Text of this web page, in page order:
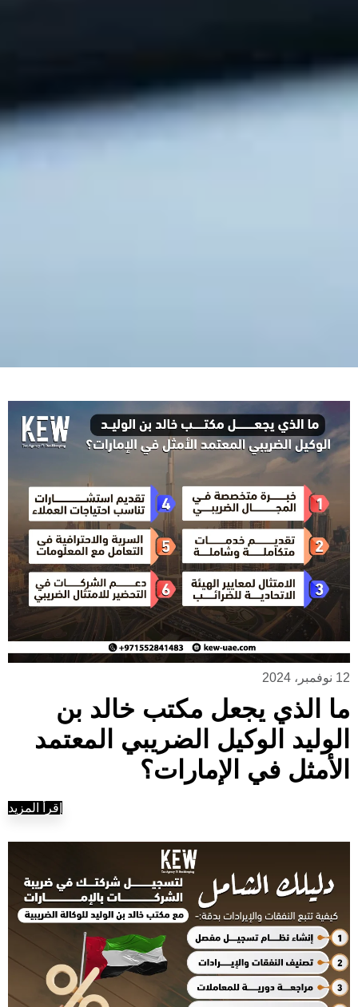
12 نوفمبر، 2024
ما الذي يجعل مكتب خالد بن
الوليد الوكيل الضريبي المعتمد
الأمثل في الإمارات؟
إقرأ المزيد